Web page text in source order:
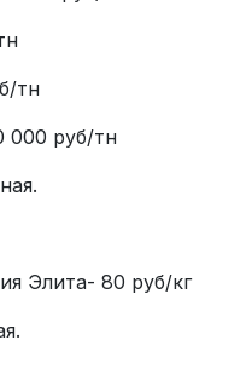
тн
000 руб/тн
Элита- 80 руб/кг